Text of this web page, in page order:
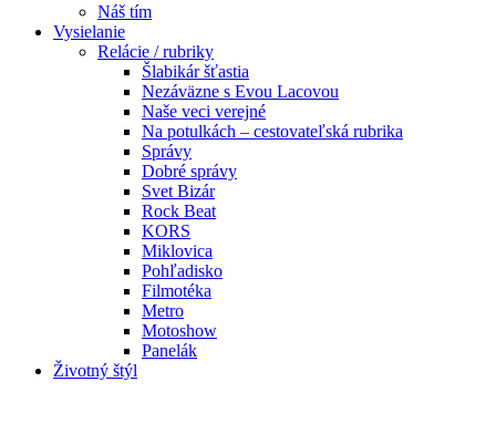
Náš tím
Vysielanie
Relácie / rubriky
Šlabikár šťastia
Nezáväzne s Evou Lacovou
Naše veci verejné
Na potulkách – cestovateľská rubrika
Správy
Dobré správy
Svet Bizár
Rock Beat
KORS
Miklovica
Pohľadisko
Filmotéka
Metro
Motoshow
Panelák
Životný štýl